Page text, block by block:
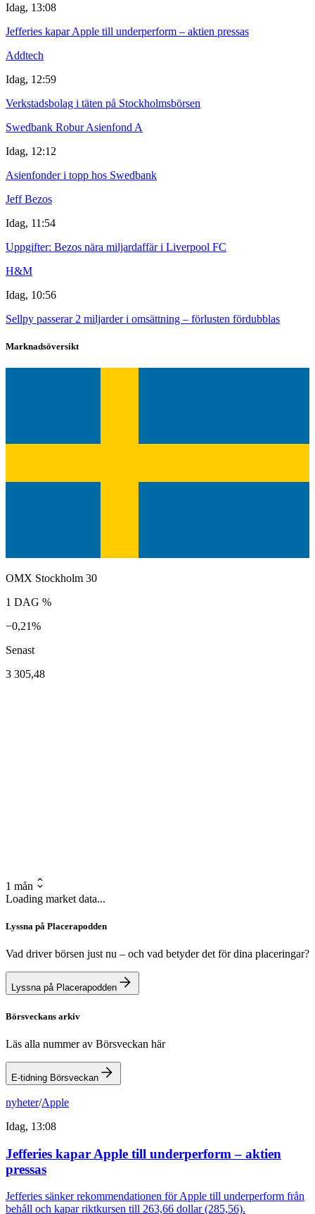
Idag, 13:08
Jefferies kapar Apple till underperform – aktien pressas
Addtech
Idag, 12:59
Verkstadsbolag i täten på Stockholmsbörsen
Swedbank Robur Asienfond A
Idag, 12:12
Asienfonder i topp hos Swedbank
Jeff Bezos
Idag, 11:54
Uppgifter: Bezos nära miljardaffär i Liverpool FC
H&M
Idag, 10:56
Sellpy passerar 2 miljarder i omsättning – förlusten fördubblas
Marknadsöversikt
OMX Stockholm 30
1 DAG %
−0,21%
Senast
3 305,48
1 mån
Loading market data...
Lyssna på Placerapodden
Vad driver börsen just nu – och vad betyder det för dina placeringar?
Lyssna på Placerapodden
Börsveckans arkiv
Läs alla nummer av Börsveckan här
E-tidning Börsveckan
nyheter/Apple
Idag, 13:08
Jefferies kapar Apple till underperform – aktien
pressas
Jefferies sänker rekommendationen för Apple till underperform från
behåll och kapar riktkursen till 263,66 dollar (285,56).